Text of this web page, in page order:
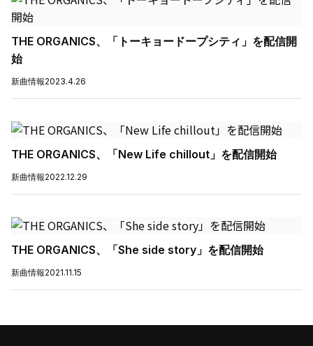
THE ORGANICS、「トーキョードープシティ」を配信開
始
新曲情報2023.4.26
THE ORGANICS、「New Life chillout」を配信開始
新曲情報2022.12.29
THE ORGANICS、「She side story」を配信開始
新曲情報2021.11.15